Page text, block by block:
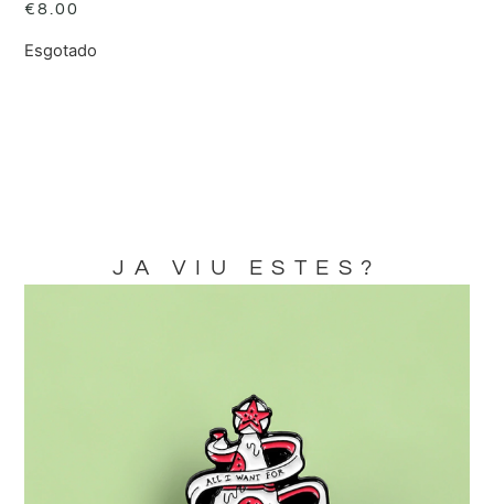
€8.00
Esgotado
JA VIU ESTES?